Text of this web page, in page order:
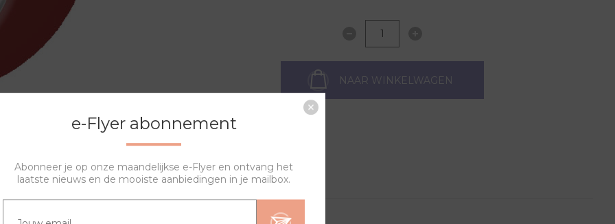
NAAR WINKELWAGEN
e-Flyer abonnement
Abonneer je op onze maandelijkse e-Flyer en ontvang het
laatste nieuws en de mooiste aanbiedingen in je mailbox.